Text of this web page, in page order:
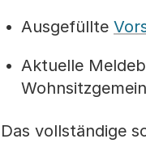
Ausgefüllte
Aktuelle
Das vollständige